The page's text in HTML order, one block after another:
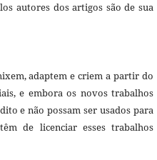
autores dos artigos são de sua
adaptem e criem a partir do
e embora os novos trabalhos
e não possam ser usados para
de licenciar esses trabalhos